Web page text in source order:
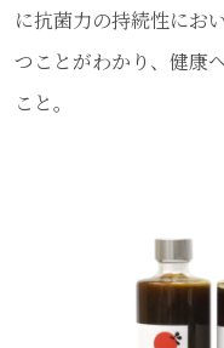
に抗菌力の持続性にお
つことがわかり、健康
こと。